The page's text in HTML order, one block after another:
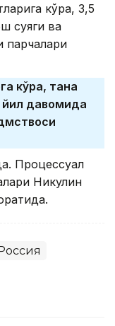
кўра, 3,5
суяги ва
парчалари
кўра, тана
давомида
Процессуал
Никулин